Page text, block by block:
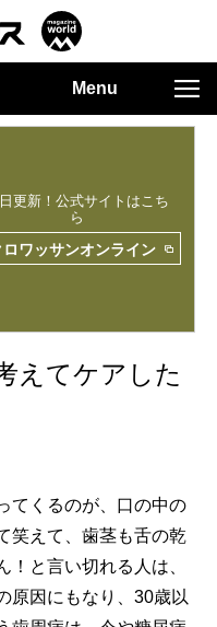
Menu
更新！公式サイトはこち
ら
ロワッサンオンライン
えてケアした
てくるのが、口の中の
笑えて、歯茎も舌の乾
！と言い切れる人は、
原因にもなり、30歳以